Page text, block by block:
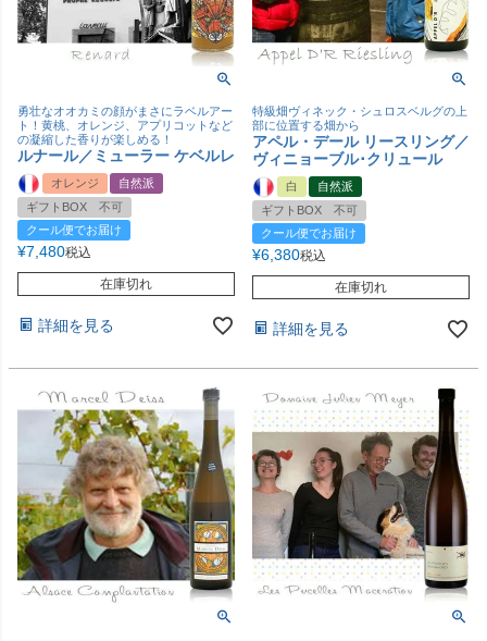
勇壮なオオカミの顔がまさにラベルアー
ト！黄桃、オレンジ、アプリコットなど
の凝縮した香りが楽しめる！
ルナール／ミューラー ケベルレ
オレンジ
自然派
ギフトBOX 不可
クール便でお届け
¥7,480税込
在庫切れ
詳細を見る
特級畑ヴィネック・シュロスベルグの上
部に位置する畑から
アペル・デール リースリング／
ヴィニョーブル･クリュール
白
自然派
ギフトBOX 不可
クール便でお届け
¥6,380税込
在庫切れ
詳細を見る